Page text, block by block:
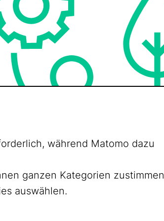
während Matomo dazu
ganzen Kategorien zustimmen
auswählen.